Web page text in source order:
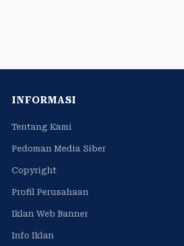
INFORMASI
Tentang Kami
Pedoman Media Siber
Copyright
Profil Perusahaan
Iklan Web Banner
Info Iklan